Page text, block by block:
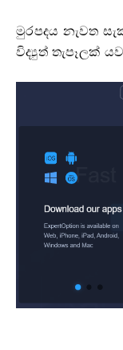
මුරපදය නැවත
විද්‍යුත් තැපෑලක්